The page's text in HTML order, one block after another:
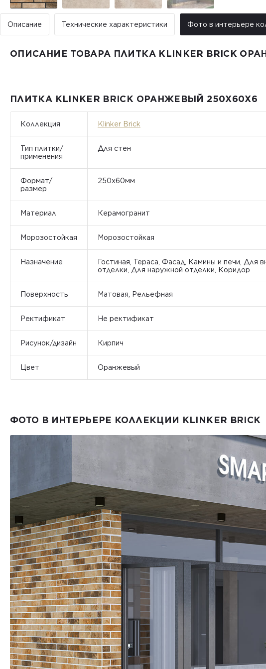
Описание Технические характеристики Фото в интерьере
ОПИСАНИЕ ТОВАРА ПЛИТКА KLINKER BRICK
ПЛИТКА KLINKER BRICK ОРАНЖЕВЫЙ 250Х60Х6
Коллекция Klinker Brick
Тип плитки/
применения
Для стен
Формат/
размер
250x60мм
Материал Керамогранит
Морозостойкая Морозостойкая
Назначение
Гостиная, Тераса, Фасад, Камины и печи, Для
отделки, Для наружной отделки, Коридор
Поверхность Матовая, Рельефная
Ректификат Не ректификат
Рисунок/дизайн Кирпич
Цвет Оранжевый
ФОТО В ИНТЕРЬЕРЕ КОЛЛЕКЦИИ KLINKER BRICK